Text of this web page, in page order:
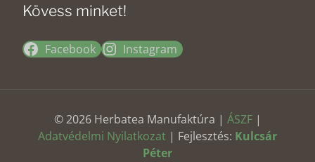
Kövess minket!
Facebook Instagram
© 2026 Herbatea Manufaktúra | ÁSZF|
Adatvédelmi Nyilatkozat | Fejlesztés: Kulcsár
Péter